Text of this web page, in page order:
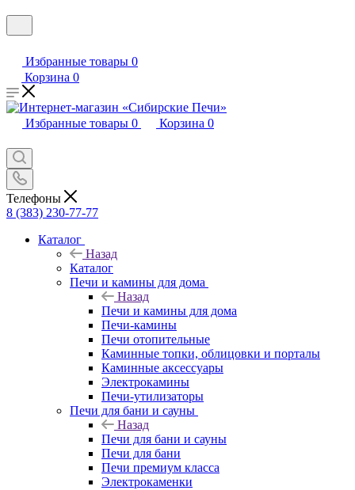
Избранные товары 0
Корзина 0
Избранные товары 0 Корзина 0
Телефоны
8 (383) 230-77-77
Каталог
Назад
Каталог
Печи и камины для дома
Назад
Печи и камины для дома
Печи-камины
Печи отопительные
Каминные топки, облицовки и порталы
Каминные аксессуары
Электрокамины
Печи-утилизаторы
Печи для бани и сауны
Назад
Печи для бани и сауны
Печи для бани
Печи премиум класса
Электрокаменки